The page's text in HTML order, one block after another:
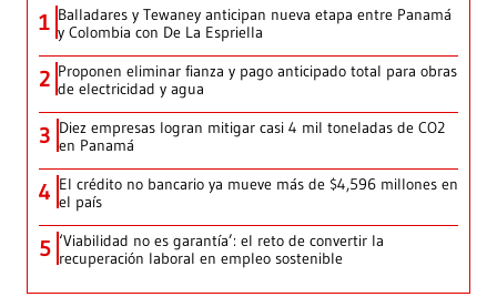
1 Balladares y Tewaney anticipan nueva etapa entre Panamá
y Colombia con De La Espriella
2 Proponen eliminar fianza y pago anticipado total para obras
de electricidad y agua
3 Diez empresas logran mitigar casi 4 mil toneladas de CO2
en Panamá
4 El crédito no bancario ya mueve más de $4,596 millones en
el país
5 ‘Viabilidad no es garantía’: el reto de convertir la
recuperación laboral en empleo sostenible